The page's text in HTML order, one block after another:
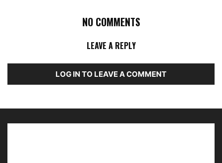
NO COMMENTS
LEAVE A REPLY
LOG IN TO LEAVE A COMMENT